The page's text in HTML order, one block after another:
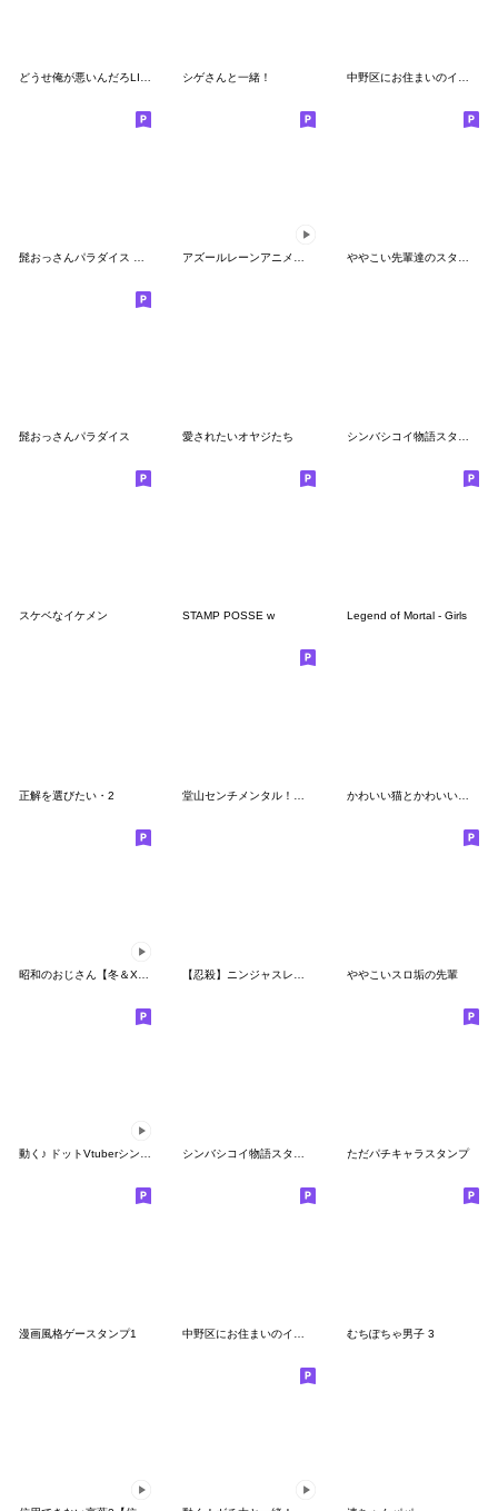
どうせ俺が悪いんだろLINEスタンプ シゲさんと一緒！ 中野区にお住まいのイカニモさん vol.3
髭おっさんパラダイス 愛されたいオヤジたち
スケベなイケメン STAMP POSSE w Legend of Mortal - Girls
正解を選びたい・2 かわいい猫とかわいいおじさん
ややこいスロ垢の先輩
動く♪ ドットVtuberシンディ シンバシコイ物語スタンプ vol.2 ただパチキャラスタンプ
漫画風格ゲースタンプ1 むちぽちゃ男子 3